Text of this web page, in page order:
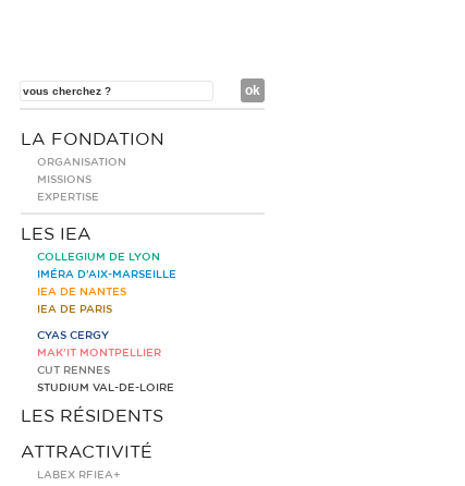
LA FONDATION
ORGANISATION
MISSIONS
EXPERTISE
LES IEA
COLLEGIUM DE LYON
IMÉRA D’AIX-MARSEILLE
IEA DE NANTES
IEA DE PARIS
CYAS CERGY
MAK’IT MONTPELLIER
CUT RENNES
STUDIUM VAL-DE-LOIRE
LES RÉSIDENTS
ATTRACTIVITÉ
LABEX RFIEA+